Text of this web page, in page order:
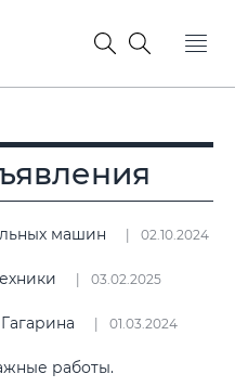
машин 02.10.2024
03.02.2025
01.03.2024
работы.